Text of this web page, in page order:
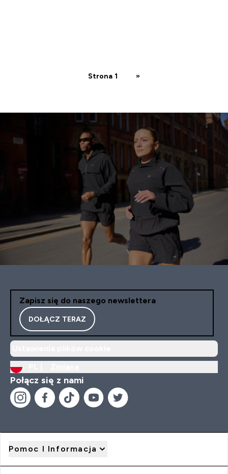
Strona 1 »
Zapisz się do naszego newslettera
DOŁĄCZ TERAZ
Połącz się z nami
Pomoc I Informacja